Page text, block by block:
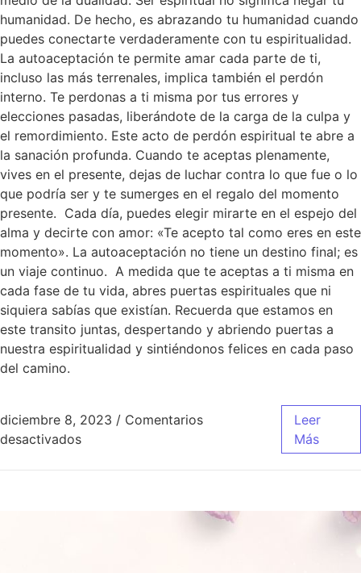
humanidad. De hecho, es abrazando tu humanidad cuando
puedes conectarte verdaderamente con tu espiritualidad.
La autoaceptación te permite amar cada parte de ti,
incluso las más terrenales, implica también el perdón
interno. Te perdonas a ti misma por tus errores y
elecciones pasadas, liberándote de la carga de la culpa y
el remordimiento. Este acto de perdón espiritual te abre a
la sanación profunda. Cuando te aceptas plenamente,
vives en el presente, dejas de luchar contra lo que fue o lo
que podría ser y te sumerges en el regalo del momento
presente. Cada día, puedes elegir mirarte en el espejo del
alma y decirte con amor: «Te acepto tal como eres en este
momento». La autoaceptación no tiene un destino final; es
un viaje continuo. A medida que te aceptas a ti misma en
cada fase de tu vida, abres puertas espirituales que ni
siquiera sabías que existían. Recuerda que estamos en
este transito juntas, despertando y abriendo puertas a
nuestra espiritualidad y sintiéndonos felices en cada paso
del camino.
diciembre 8, 2023 / Comentarios
desactivados
Leer
Más